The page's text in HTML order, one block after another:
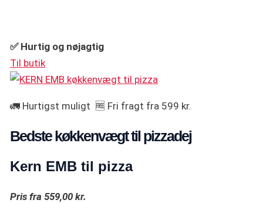
✅ Hurtig og nøjagtig
Til butik
🚛 Hurtigst muligt 🆓 Fri fragt fra 599 kr.
Bedste køkkenvægt til pizzadej
Kern EMBtil pizza
Pris fra 559,00 kr.